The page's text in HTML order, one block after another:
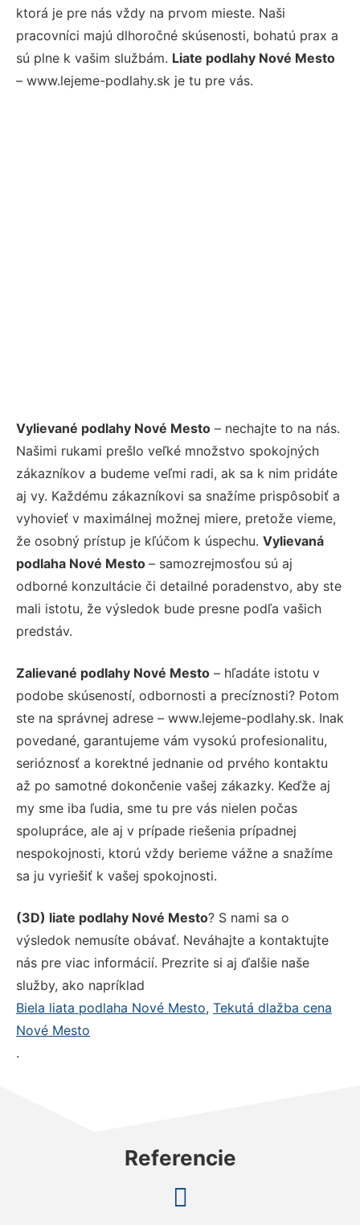
ktorá je pre nás vždy na prvom mieste. Naši
pracovníci majú dlhoročné skúsenosti, bohatú prax a
sú plne k vašim službám. Liate podlahy Nové Mesto
– www.lejeme-podlahy.sk je tu pre vás.
Vylievané podlahy Nové Mesto – nechajte to na nás.
Našimi rukami prešlo veľké množstvo spokojných
zákazníkov a budeme veľmi radi, ak sa k nim pridáte
aj vy. Každému zákazníkovi sa snažíme prispôsobiť a
vyhovieť v maximálnej možnej miere, pretože vieme,
že osobný prístup je kľúčom k úspechu. Vylievaná
podlaha Nové Mesto – samozrejmosťou sú aj
odborné konzultácie či detailné poradenstvo, aby ste
mali istotu, že výsledok bude presne podľa vašich
predstáv.
Zalievané podlahy Nové Mesto – hľadáte istotu v
podobe skúseností, odbornosti a precíznosti? Potom
ste na správnej adrese – www.lejeme-podlahy.sk. Inak
povedané, garantujeme vám vysokú profesionalitu,
serióznosť a korektné jednanie od prvého kontaktu
až po samotné dokončenie vašej zákazky. Keďže aj
my sme iba ľudia, sme tu pre vás nielen počas
spolupráce, ale aj v prípade riešenia prípadnej
nespokojnosti, ktorú vždy berieme vážne a snažíme
sa ju vyriešiť k vašej spokojnosti.
(3D) liate podlahy Nové Mesto? S nami sa o
výsledok nemusíte obávať. Neváhajte a kontaktujte
nás pre viac informácií. Prezrite si aj ďalšie naše
služby, ako napríklad
Biela liata podlaha Nové Mesto, Tekutá dlažba cena
Nové Mesto
.
Referencie